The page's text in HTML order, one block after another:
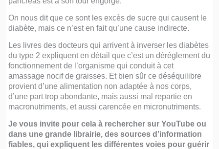
On nous dit que ce sont les excès de sucre qui causent le
diabète, mais ce n’est en fait qu’une cause indirecte.
Les livres des docteurs qui arrivent à inverser les diabètes
du type 2 expliquent en détail que c’est un dérèglement du
fonctionnement de l’organisme qui conduit à cet
amassage nocif de graisses. Et bien sûr ce déséquilibre
provient d’une alimentation non adaptée à nos corps,
d’une part trop abondante, mais aussi mal repartie en
macronutriments, et aussi carencée en micronutriments.
Je vous invite pour cela à rechercher sur YouTube ou
dans une grande librairie, des sources d’information
fiables, qui expliquent les différentes voies pour guérir